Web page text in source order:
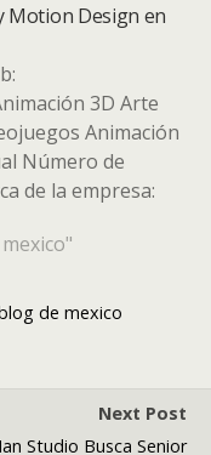
Motion Design en
3D Arte
Animación
Número de
de la empresa:
de Animación
Desde hace
de mexico
Next Post
Studio Busca Senior